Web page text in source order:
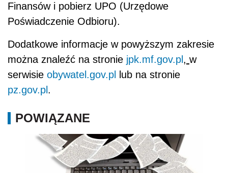
Finansów i pobierz UPO (Urzędowe
Poświadczenie Odbioru).
Dodatkowe informacje w powyższym zakresie
można znaleźć na stronie jpk.mf.gov.pl , w
serwisie obywatel.gov.pl
lub na stronie
pz.gov.pl .
POWIĄZANE